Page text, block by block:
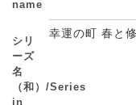
name
シリ
ーズ
名
（和）/Series
in
幸運の町 春と